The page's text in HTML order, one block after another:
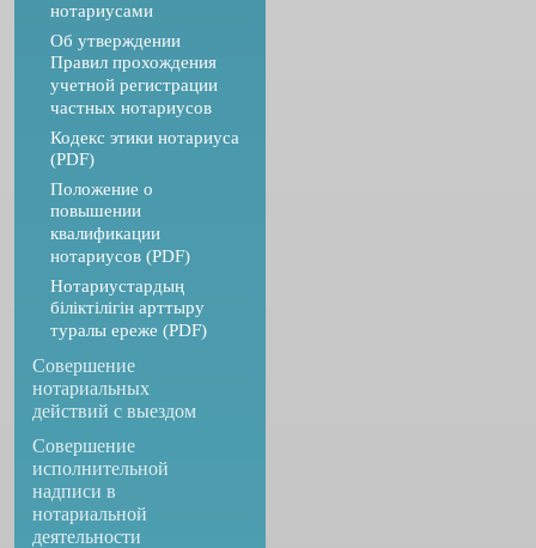
нотариусами
Об утверждении
Правил прохождения
учетной регистрации
частных нотариусов
Кодекс этики нотариуса
(PDF)
Положение о
повышении
квалификации
нотариусов (PDF)
Нотариустардың
біліктілігін арттыру
туралы ереже (PDF)
Совершение
нотариальных
действий с выездом
Совершение
исполнительной
надписи в
нотариальной
деятельности